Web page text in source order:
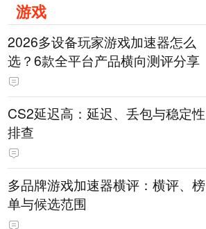
游戏
2026多设备玩家游戏加速器怎么
选？6款全平台产品横向测评分享
CS2延迟高：延迟、丢包与稳定性
排查
多品牌游戏加速器横评：横评、榜
单与候选范围